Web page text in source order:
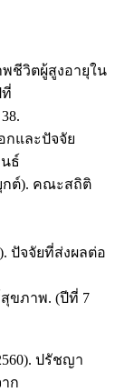
ชีวิตผู้สูงอายุใน
กและปัจจัย
ธ์
ต์). คณะสถิติ
ปัจจัยที่ส่งผลต่อ
ขภาพ. (ปีที่ 7
ปรัชญา
ก